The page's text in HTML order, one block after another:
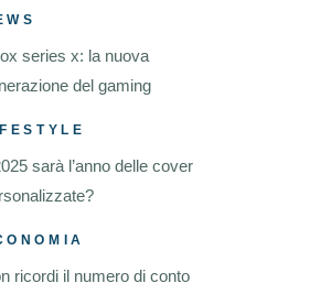
series x: la nuova
del gaming
sarà l’anno delle cover
ricordi il numero di conto